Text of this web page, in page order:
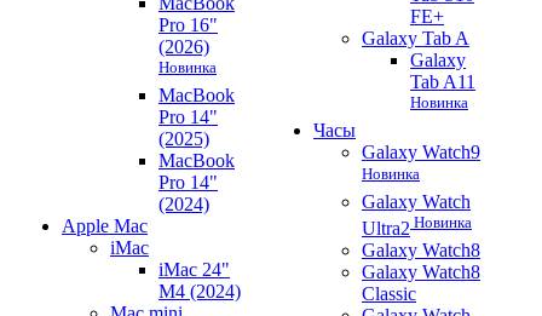
Pro 16"
(2026)
Новинка
MacBook
Pro 14"
(2025)
MacBook
Pro 14"
(2024)
Apple Mac
iMac
iMac 24"
M4 (2024)
FE+
Galaxy Tab A
Galaxy
Tab A11
Новинка
Часы
Galaxy Watch9
Новинка
Galaxy Watch
Ultra2 Новинка
Galaxy Watch8
Galaxy Watch8
Classic